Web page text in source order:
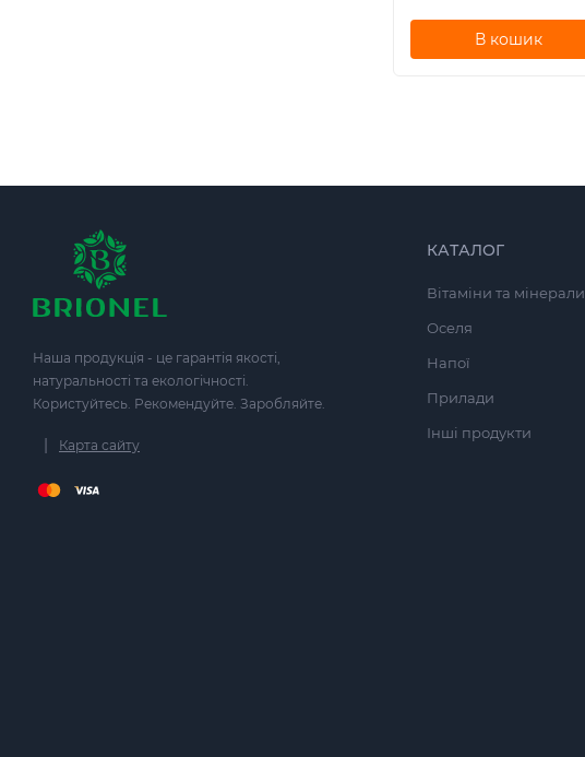
В кошик
Наша продукція - це гарантія якості,
натуральності та екологічності.
Користуйтесь. Рекомендуйте. Заробляйте.
| Карта сайту
КАТАЛОГ
Вітаміни та мінерали
Оселя
Напої
Прилади
Інші продукти